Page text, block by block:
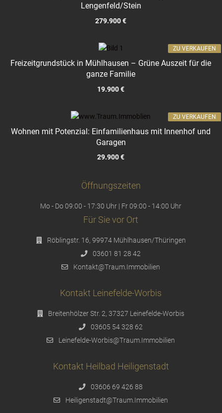
Lengenfeld/Stein
279.900 €
Freizeitgrundstück in Mühlhausen – Grüne Auszeit für die
ganze Familie
19.900 €
ZU VERKAUFEN
Wohnen mit Potenzial: Einfamilienhaus mit Innenhof und
Garagen
29.900 €
ZU VERKAUFEN
Öffnungszeiten
Mo - Do 09:00 - 17:30 Uhr | Fr 09:00 - 14:00 Uhr
Für Sie vor Ort
Röblingstr. 16, 99974 Mühlhausen/Thüringen
03601 81 28 42
Kontakt@Traum.Immobilien
Kontakt Leinefelde-Worbis
Breitenhölzer Str. 2, 37327 Leinefelde-Worbis
03605 54 328 62
Leinefelde-Worbis@Traum.Immobilien
Kontakt Heilbad Heiligenstadt
03606 69 426 88
Heiligenstadt@Traum.Immobilien